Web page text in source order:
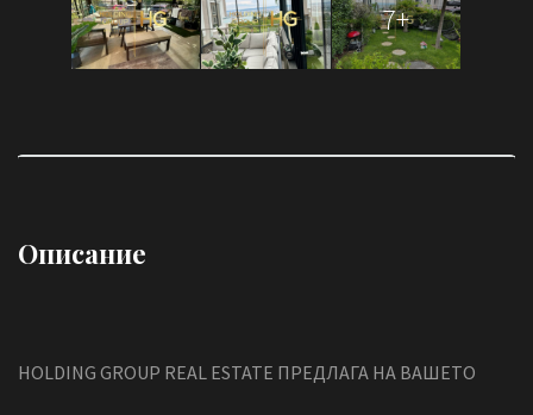
7+
Описание
HOLDING GROUP REAL ESTATE ПРЕДЛАГА НА ВАШЕТО